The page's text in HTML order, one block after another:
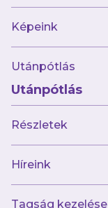
Képeink
Utánpótlás
Utánpótlás
Részletek
Híreink
Tagság kezelése
Történelmünk
Jelenünk
Csapataink
Galéria